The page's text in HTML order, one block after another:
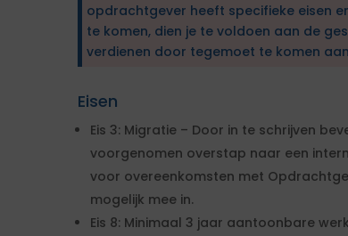
opdrachtgever heeft specifieke eisen
te komen, dien je te voldoen aan de
verdienen door tegemoet te komen
Eisen
Eis 3: Migratie – Door in te schrijven
voorgenomen overstap naar een
voor overeenkomsten met
mogelijk mee in.
Eis 8: Minimaal 3 jaar aantoonbare